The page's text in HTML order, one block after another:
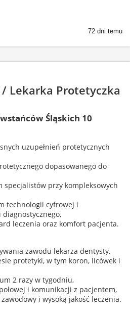
72 dni temu
Lekarka Protetyczka
Śląskich 10
uzupełnień protetycznych
dopasowanego do
specjalistów przy kompleksowych
technologii cyfrowej i
leczenia oraz komfort pacjenta.
zawodu lekarza dentysty,
protetyki, w tym koron, licówek i
2 razy w tygodniu,
i komunikacji z pacjentem,
i wysoką jakość leczenia.